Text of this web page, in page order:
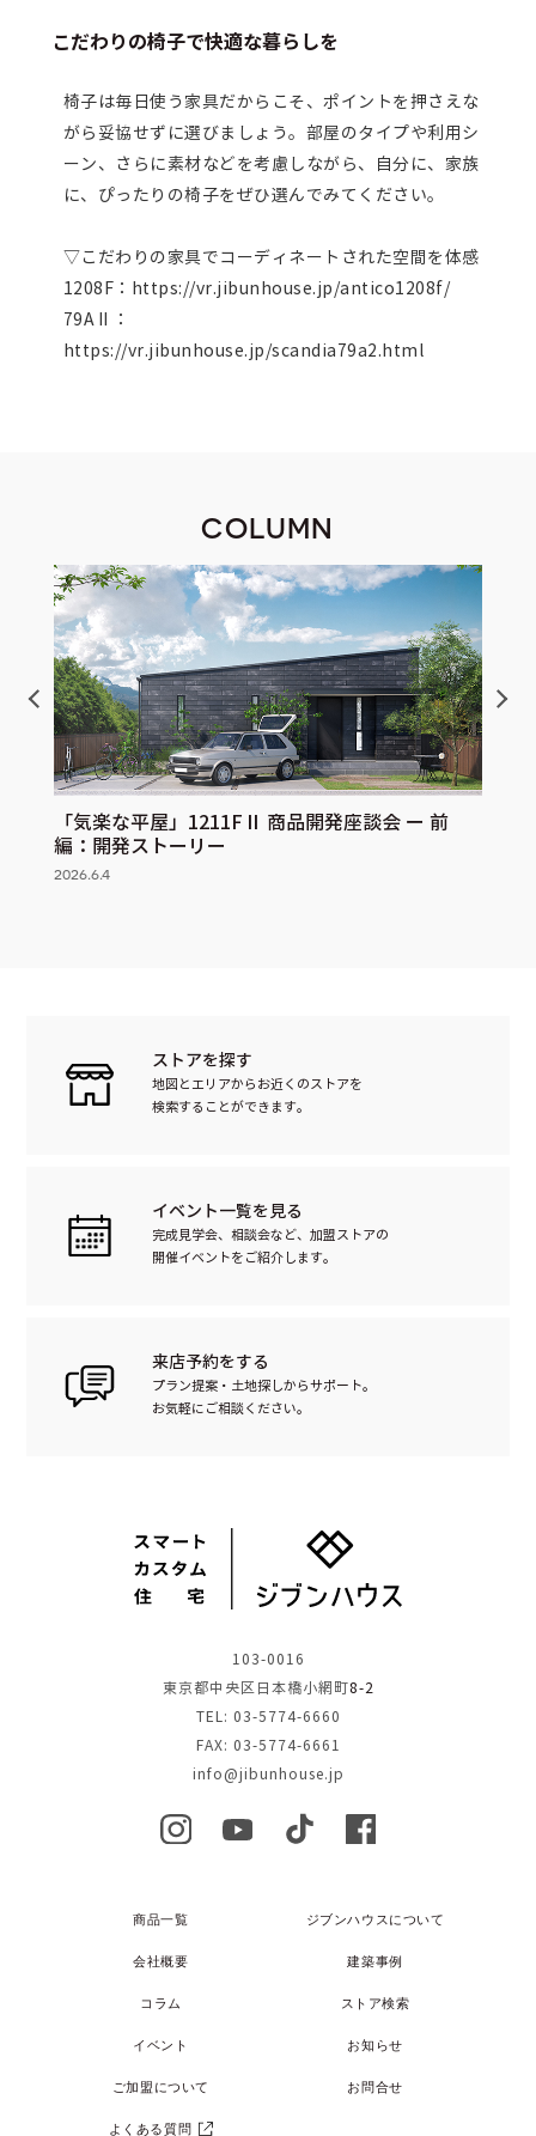
こだわりの椅子で快適な暮らしを
椅子は毎日使う家具だからこそ、ポイントを押さえな
がら妥協せずに選びましょう。部屋のタイプや利用シ
ーン、さらに素材などを考慮しながら、自分に、家族
に、ぴったりの椅子をぜひ選んでみてください。
▽こだわりの家具でコーディネートされた空間を体感
1208F：https://vr.jibunhouse.jp/antico1208f/
79AⅡ：
https://vr.jibunhouse.jp/scandia79a2.html
COLUMN
「気楽な平屋」1211FⅡ 商品開発座談会 ー 前
編：開発ストーリー
2026.6.4
ストアを探す
地図とエリアからお近くのストアを
検索することができます。
イベント一覧を見る
完成見学会、相談会など、加盟ストアの
開催イベントをご紹介します。
来店予約をする
プラン提案・土地探しからサポート。
お気軽にご相談ください。
103-0016
東京都中央区日本橋小網町8-2
TEL: 03-5774-6660
FAX: 03-5774-6661
info@jibunhouse.jp
商品一覧 ジブンハウスについて
会社概要 建築事例
コラム ストア検索
イベント お知らせ
ご加盟について お問合せ
よくある質問